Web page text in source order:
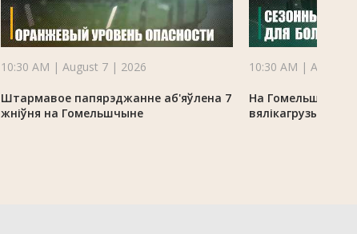
10:30 AM | August 7 | 2026
Штармавое папярэджанне аб'яўлена 7
жніўня на Гомельшчыне
10:30 AM | August 7
На Гомельшчыне
вялікагрузы з-за